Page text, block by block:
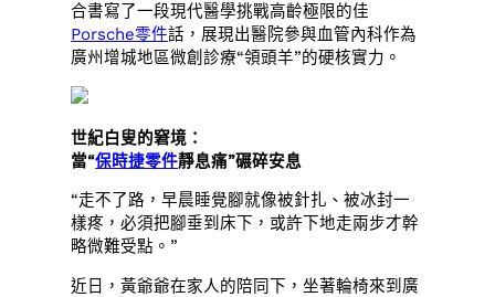
合書寫了一段現代醫學挑戰高齡極限的佳
Porsche零件話，展現出醫院參與血管內科作為
廣州增城地區微創診療“領頭羊”的硬核實力。
世紀白叟的窘境：
當“保時捷零件靜息痛”碾碎安息
“走不了路，早晨睡覺腳就像被針扎、被冰封一
樣疼，必須把腳垂到床下，或許下地走兩步才幹
略微難受點。”
近日，黃爺爺在家人的陪同下，坐著輪椅來到廣